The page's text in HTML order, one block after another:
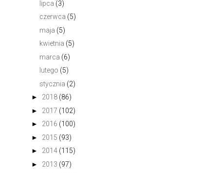
lipca (3)
czerwca (5)
maja (5)
kwietnia (5)
marca (6)
lutego (5)
stycznia (2)
► 2018 (86)
► 2017 (102)
► 2016 (100)
► 2015 (93)
► 2014 (115)
► 2013 (97)